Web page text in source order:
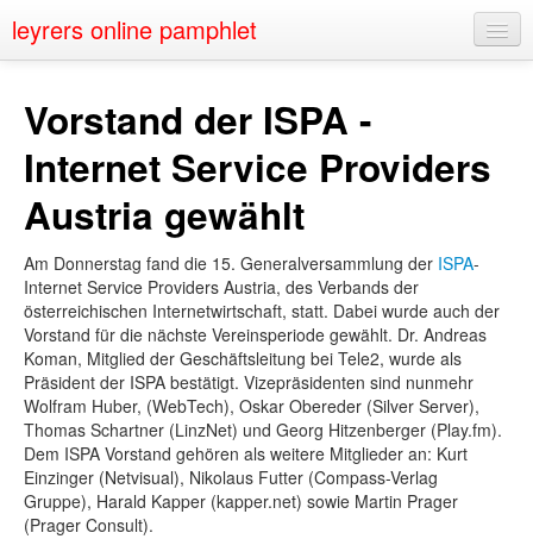
leyrers online pamphlet
About
Public Speaking
Nerd Events
Contact
Vorstand der ISPA -
Internet Service Providers
Austria gewählt
Am Donnerstag fand die 15. Generalversammlung der ISPA-
Internet Service Providers Austria, des Verbands der
österreichischen Internetwirtschaft, statt. Dabei wurde auch der
Vorstand für die nächste Vereinsperiode gewählt. Dr. Andreas
Koman, Mitglied der Geschäftsleitung bei Tele2, wurde als
Präsident der ISPA bestätigt. Vizepräsidenten sind nunmehr
Wolfram Huber, (WebTech), Oskar Obereder (Silver Server),
Thomas Schartner (LinzNet) und Georg Hitzenberger (Play.fm).
Dem ISPA Vorstand gehören als weitere Mitglieder an: Kurt
Einzinger (Netvisual), Nikolaus Futter (Compass-Verlag
Gruppe), Harald Kapper (kapper.net) sowie Martin Prager
(Prager Consult).